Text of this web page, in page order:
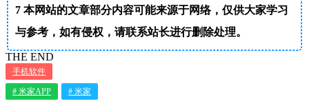
7本网站的文章部分内容可能来源于网络，仅供大家学习
与参考，如有侵权，请联系站长进行删除处理。
THE END
手机软件
# 米家APP # 米家